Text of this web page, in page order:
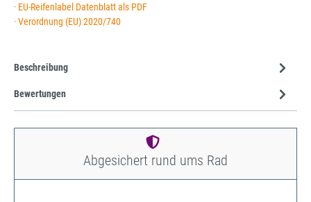
· EU-Reifenlabel Datenblatt als PDF
· Verordnung (EU) 2020/740
Beschreibung
Bewertungen
Abgesichert rund ums Rad